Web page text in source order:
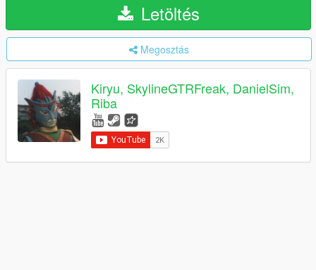
Letöltés
Megosztás
Kiryu, SkylineGTRFreak, DanielSim,
Riba